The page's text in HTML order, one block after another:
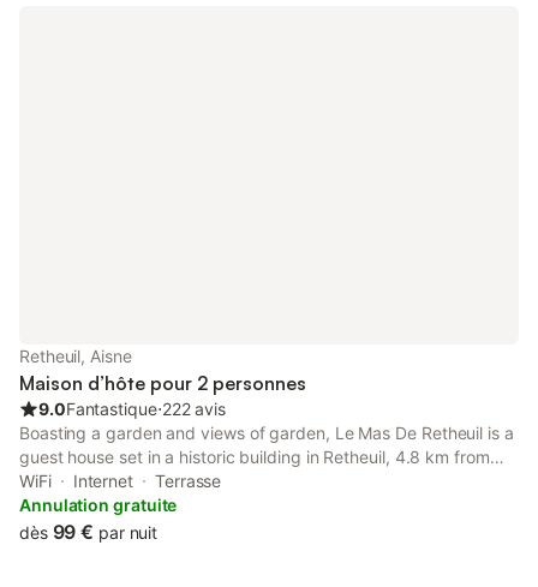
Retheuil, Aisne
Maison d’hôte pour 2 personnes
9.0Fantastique⋅222 avis
Boasting a garden and views of garden, Le Mas De Retheuil is a
guest house set in a historic building in Retheuil, 4.8 km from
Chateau de Pierrefonds. This property offers access to a
terrace and free private parking.
WiFi Internet
Terrasse
Annulation gratuite
dès 99 € par nuit